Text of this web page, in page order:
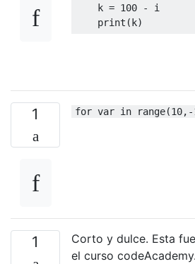
    k
= 100 -
i
print (k)
1 for var in
1
Corto y dulce. Esta
el curso